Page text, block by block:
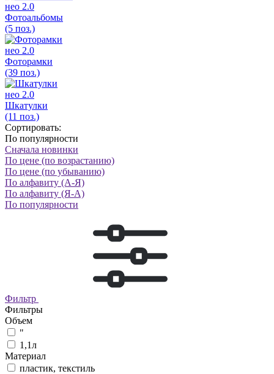
нео 2.0
Фотоальбомы
(5 поз.)
нео 2.0
Фоторамки
(39 поз.)
нео 2.0
Шкатулки
(11 поз.)
Сортировать:
По популярности
Сначала новинки
По цене (по возрастанию)
По цене (по убыванию)
По алфавиту (А-Я)
По алфавиту (Я-А)
По популярности
Фильтр
Фильтры
Объем
"
1,1л
Материал
пластик, текстиль